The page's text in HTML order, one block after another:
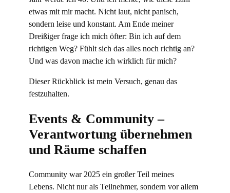
etwas mit mir macht. Nicht laut, nicht panisch,
sondern leise und konstant. Am Ende meiner
Dreißiger frage ich mich öfter: Bin ich auf dem
richtigen Weg? Fühlt sich das alles noch richtig an?
Und was davon mache ich wirklich für mich?
Dieser Rückblick ist mein Versuch, genau das
festzuhalten.
Events & Community –
Verantwortung übernehmen
und Räume schaffen
Community war 2025 ein großer Teil meines
Lebens. Nicht nur als Teilnehmer, sondern vor allem